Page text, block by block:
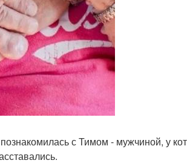
с Тимом - мужчиной, у